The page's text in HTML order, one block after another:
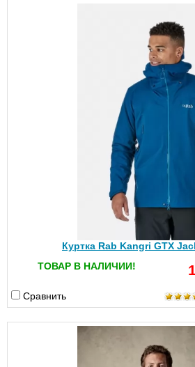
Куртка Rab Kangri GTX
ТОВАР В НАЛИЧИИ!
Сравнить